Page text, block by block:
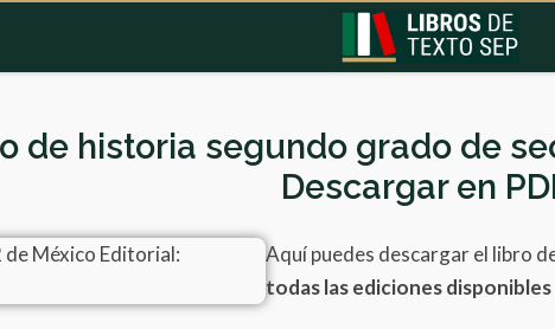
de historia segundo grado de
Descargar en
Aquí puedes descargar el libro
todas las ediciones disponibles